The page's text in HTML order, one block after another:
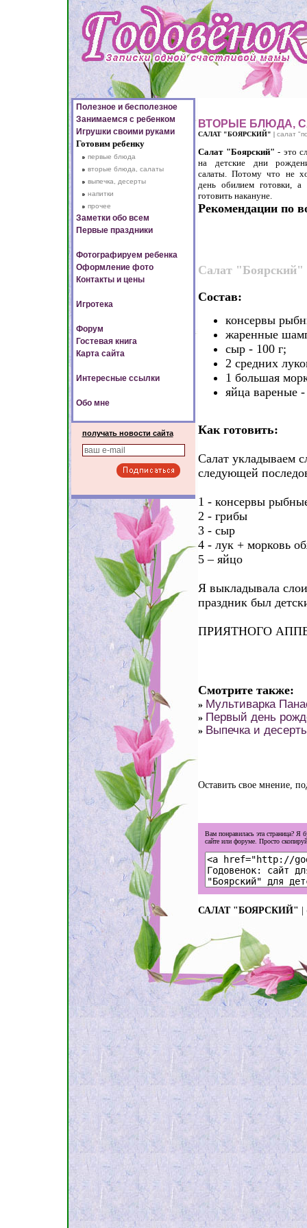
Полезное и бесполезное
Занимаемся с ребенком
Игрушки своими руками
Готовим ребенку
первые блюда
вторые блюда, салаты
выпечка, десерты
напитки
прочее
Заметки обо всем
Первые праздники
Фотографируем ребенка
Оформление фото
Контакты и цены
Игротека
Форум
Гостевая книга
Карта сайта
Интересные ссылки
Обо мне
получать новости сайта
ВТОРЫЕ БЛЮДА,
САЛАТ "БОЯРСКИЙ" | салат
Салат "Боярский" - это
на детские дни
салаты. Потому что не
день обилием готовки,
готовить накануне.
Рекомендации по
Салат "Боярский"
Состав:
консервы
жаренные
сыр - 100 г;
2 средних
1 большая
яйца вареные
Как готовить:
Салат укладываем
следующей
1 - консервы
2 - грибы
3 - сыр
4 - лук + морковь
5 – яйцо
Я выкладывала
праздник был
ПРИЯТНОГО
Смотрите также:
» Мультиварка
» Первый день
» Выпечка и
Оставить свое мнение,
Вам понравилась эта страница? Я
сайте или форуме. Просто
САЛАТ "БОЯРСКИЙ"